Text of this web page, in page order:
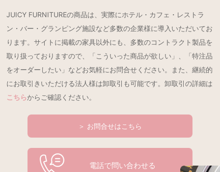
JUICY FURNITUREの商品は、実際にホテル・カフェ・レストラ
ン・バー・グランピング施設など多数の企業様に導入いただいてお
ります。サイトに掲載の家具以外にも、多数のコントラクト製品を
取り扱っておりますので、「こういった商品が欲しい」、「特注品
をオーダーしたい」などお気軽にお問合せください。また、継続的
にお取引きいただける法人様は卸取引も可能です。卸取引の詳細は
こちらからご確認ください。
＞ お問合せはこちら
電話で問い合わせる